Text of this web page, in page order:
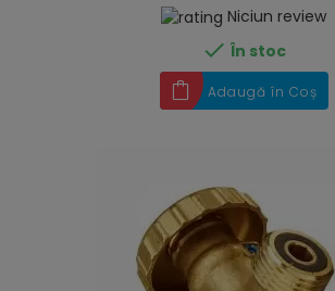
Niciun review
 În stoc
Adaugă în Coș